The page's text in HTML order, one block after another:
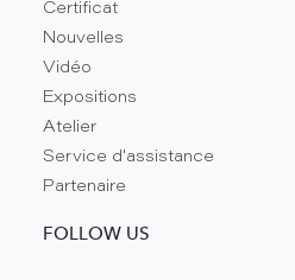
Certificat
Nouvelles
Vidéo
Expositions
Atelier
Service d'assistance
Partenaire
FOLLOW US